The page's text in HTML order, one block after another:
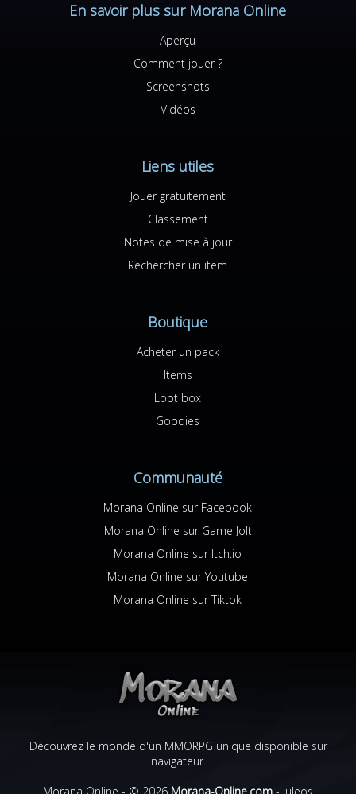
En savoir plus sur Morana Online
Aperçu
Comment jouer ?
Screenshots
Vidéos
Liens utiles
Jouer gratuitement
Classement
Notes de mise à jour
Rechercher un item
Boutique
Acheter un pack
Items
Loot box
Goodies
Communauté
Morana Online sur Facebook
Morana Online sur Game Jolt
Morana Online sur Itch.io
Morana Online sur Youtube
Morana Online sur Tiktok
Découvrez le monde d'un MMORPG unique disponible sur
navigateur.